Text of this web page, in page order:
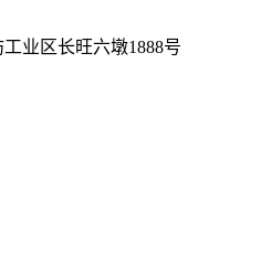
业区长旺六墩1888号